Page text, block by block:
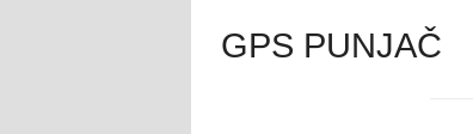
GPS PUNJAČ